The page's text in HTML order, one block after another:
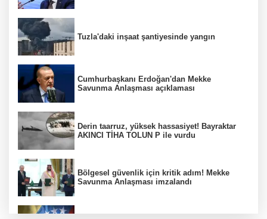
Tuzla'daki inşaat şantiyesinde yangın
Cumhurbaşkanı Erdoğan'dan Mekke
Savunma Anlaşması açıklaması
Derin taarruz, yüksek hassasiyet! Bayraktar
AKINCI TİHA TOLUN P ile vurdu
Bölgesel güvenlik için kritik adım! Mekke
Savunma Anlaşması imzalandı